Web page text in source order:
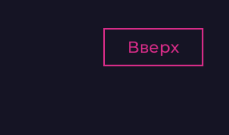
Вверх